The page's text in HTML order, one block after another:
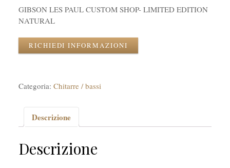
GIBSON LES PAUL CUSTOM SHOP- LIMITED EDITION
NATURAL
RICHIEDI INFORMAZIONI
Categoria: Chitarre / bassi
Descrizione
Descrizione